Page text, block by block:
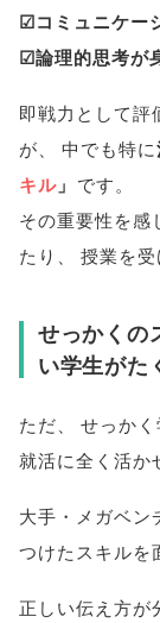
☑コミュニケー
☑論理的思考が
即戦力として評
が
中でも特に
キル」 です。
その重要性を感
たり
授業を
せっかくの
い学生が
ただ、 せっか
就活に全く活か
大手・メガベン
つけたスキルを
正しい伝え方が